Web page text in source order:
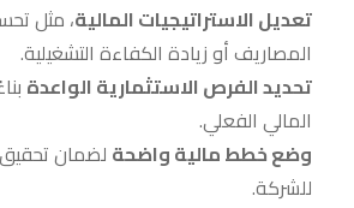
تعديل الاستراتيجيات المالية، مثل
المصاريف أو زيادة الكفاءة التشغيلية.
تحديد الفرص الاستثمارية الواعدة
المالي الفعلي.
وضع خطط مالية واضحةلضمان تحقيق
للشركة.